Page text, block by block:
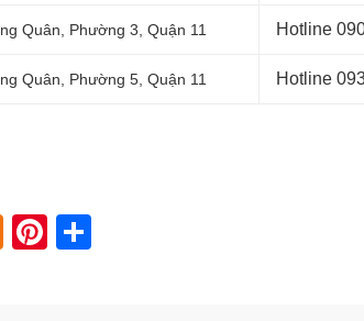
Quân, Phường 3, Quận 11 Hotline 0
Quân, Phường 5, Quận 11 Hotline 0
Odnoklassniki
Pinterest